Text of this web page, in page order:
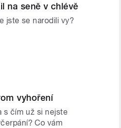
na seně v chlévě
jste se narodili vy?
vyhoření
s čím už si nejste
Co vám